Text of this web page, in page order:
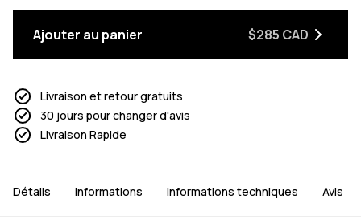
Ajouter au panier $285 CAD
Livraison et retour gratuits
30 jours pour changer d'avis
Livraison Rapide
Détails Informations Informations techniques Avis